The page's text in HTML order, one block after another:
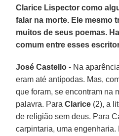
Clarice Lispector como
falar na morte. Ele mesmo
muitos de seus poemas.
comum entre esses
José Castello - Na
eram até antípodas. Mas,
que foram, se encontram na
palavra. ParaClarice (2), a
de religião sem deus. Para
carpintaria, uma engenharia.